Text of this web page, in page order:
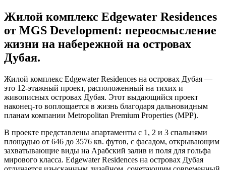
Жилой комплекс Edgewater Residences
от MGS Development: переосмысление
жизни на набережной на островах
Дубая.
Жилой комплекс Edgewater Residences на островах Дубая —
это 12-этажный проект, расположенный на тихих и
живописных островах Дубая. Этот выдающийся проект
наконец-то воплощается в жизнь благодаря дальновидным
планам компании Metropolitan Premium Properties (MPP).
В проекте представлены апартаменты с 1, 2 и 3 спальнями
площадью от 646 до 3576 кв. футов, с фасадом, открывающим
захватывающие виды на Арабский залив и поля для гольфа
мирового класса. Edgewater Residences на островах Дубая